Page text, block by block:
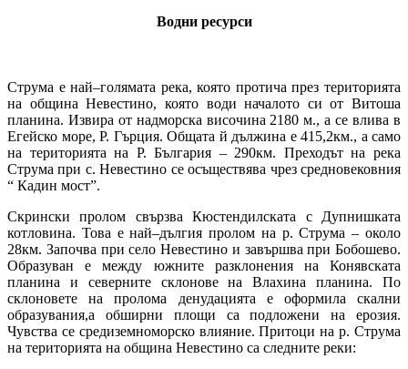
Водни ресурси
Струма е най–голямата река, която протича през територията
на община Невестино, която води началото си от Витоша
планина. Извира от надморска височина 2180 м., а се влива в
Егейско море, Р. Гърция. Общата й дължина е 415,2км., а само
на територията на Р. България – 290км. Преходът на река
Струма при с. Невестино се осъществява чрез средновековния
“ Кадин мост”.
Скрински пролом свързва Кюстендилската с Дупнишката
котловина. Това е най–дългия пролом на р. Струма – около
28км. Започва при село Невестино и завършва при Бобошево.
Образуван е между южните разклонения на Конявската
планина и северните склонове на Влахина планина. По
склоновете на пролома денудацията е оформила скални
образувания,а обширни площи са подложени на ерозия.
Чувства се средиземноморско влияние. Притоци на р. Струма
на територията на община Невестино са следните реки: